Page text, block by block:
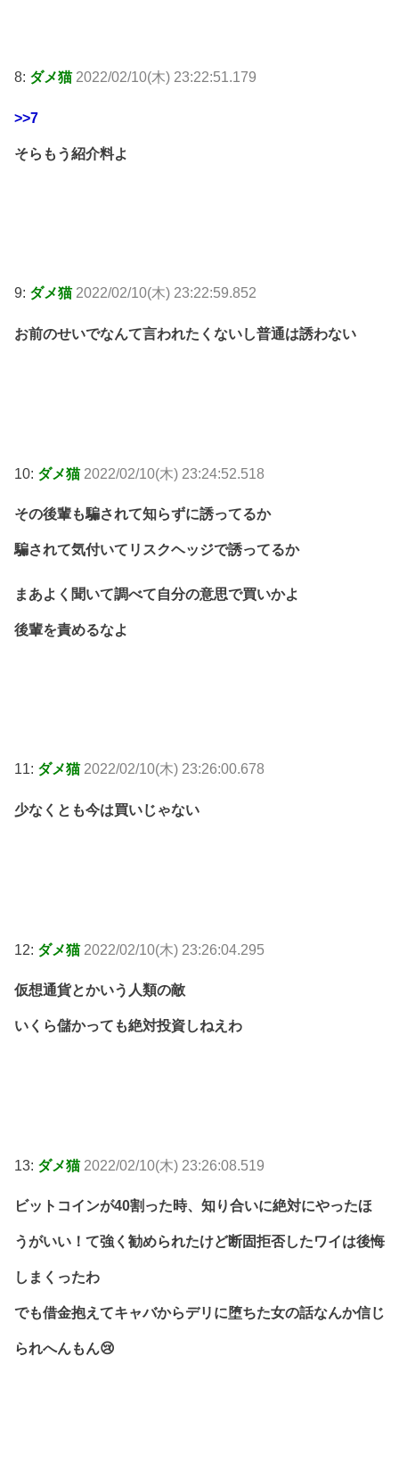
8: ダメ猫 2022/02/10(木) 23:22:51.179
>>7
そらもう紹介料よ
9: ダメ猫 2022/02/10(木) 23:22:59.852
お前のせいでなんて言われたくないし普通は誘わない
10: ダメ猫 2022/02/10(木) 23:24:52.518
その後輩も騙されて知らずに誘ってるか
騙されて気付いてリスクヘッジで誘ってるか
まあよく聞いて調べて自分の意思で買いかよ
後輩を責めるなよ
11: ダメ猫 2022/02/10(木) 23:26:00.678
少なくとも今は買いじゃない
12: ダメ猫 2022/02/10(木) 23:26:04.295
仮想通貨とかいう人類の敵
いくら儲かっても絶対投資しねえわ
13: ダメ猫 2022/02/10(木) 23:26:08.519
ビットコインが40割った時、知り合いに絶対にやったほ
うがいい！て強く勧められたけど断固拒否したワイは後悔
しまくったわ
でも借金抱えてキャバからデリに堕ちた女の話なんか信じ
られへんもん😢